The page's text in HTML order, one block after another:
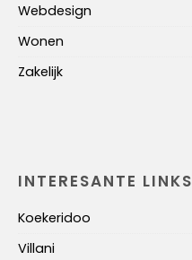
Webdesign
Wonen
Zakelijk
INTERESANTE LINKS
Koekeridoo
Villani